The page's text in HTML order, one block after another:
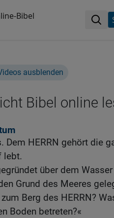
Bibel
ausblenden
Bibel online
Dem HERRN gehört die
lebt.
über dem
Grund des Meeres
Berg des HERRN?
Boden betreten?«